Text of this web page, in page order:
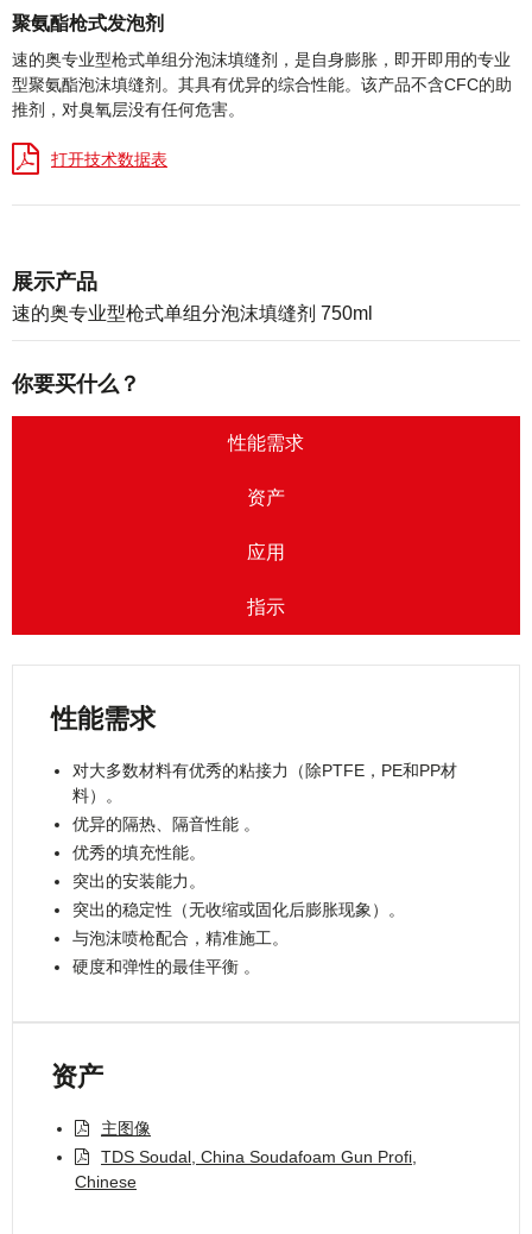
产
品
描
述
聚氨酯枪式发泡剂
速的奥专业型枪式单组分泡沫填缝剂，是自身膨胀，即开即用的专业
型聚氨酯泡沫填缝剂。其具有优异的综合性能。该产品不含CFC的助
推剂，对臭氧层没有任何危害。
打开技术数据表
展示产品
速的奥专业型枪式单组分泡沫填缝剂 750ml
你要买什么？
性能需求
资产
应用
指示
性能需求
对大多数材料有优秀的粘接力（除PTFE，PE和PP材
料）。
优异的隔热、隔音性能 。
优秀的填充性能。
突出的安装能力。
突出的稳定性（无收缩或固化后膨胀现象）。
与泡沫喷枪配合，精准施工。
硬度和弹性的最佳平衡 。
资产
主图像
TDS Soudal, China Soudafoam Gun Profi,
Chinese